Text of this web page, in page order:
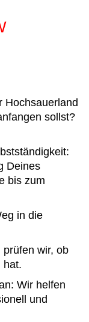
Hochsauerland
sollst?
Deines
bis zum
in die
wir, ob
hat.
Wir helfen
und